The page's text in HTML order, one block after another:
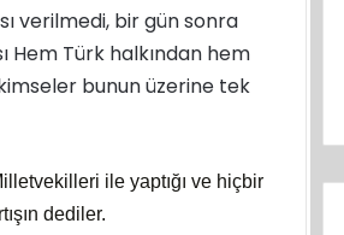
verilmedi, bir gün sonra
Hem Türk halkından hem
bunun üzerine tek
ile yaptığı ve hiçbir
dediler.